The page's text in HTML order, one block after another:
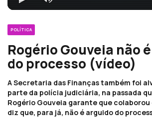
POLÍTICA
Rogério Gouveia não
do processo (vídeo)
A Secretaria das Finanças também foi
parte da polícia judiciária, na passada
Rogério Gouveia garante que
diz que, para já, não é arguido do